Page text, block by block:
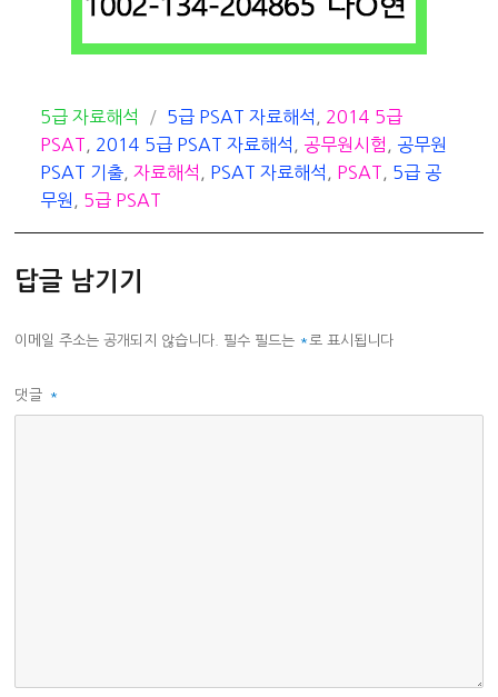
카
테
고
리
5급 자료해석
태
그
5급 PSAT 자료해석
2014 5급
PSAT
2014 5급 PSAT 자료해석 공무원시험
공무원
PSAT 기출 ,자료해석 PSAT 자료해석 PSAT
5급 공
무원
5급 PSAT
답글 남기기
이메일 주소는 공개되지 않습니다. 필수 필드는 * 로 표시됩니다
댓글 *